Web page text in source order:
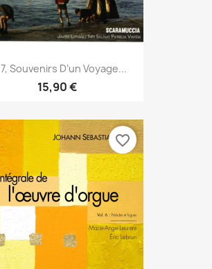
Souvenirs D’un Voyage...
15,90 €
favorite_border